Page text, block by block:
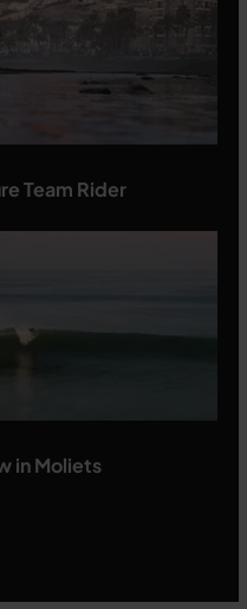
Team Rider
in Moliets